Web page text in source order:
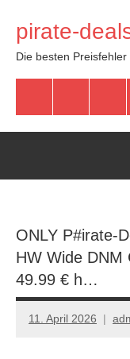
Inhalt
springen
pirate-
Die besten
ONLY P#irate-
HW Wide DNM
49.99 € h…
11. April 2026